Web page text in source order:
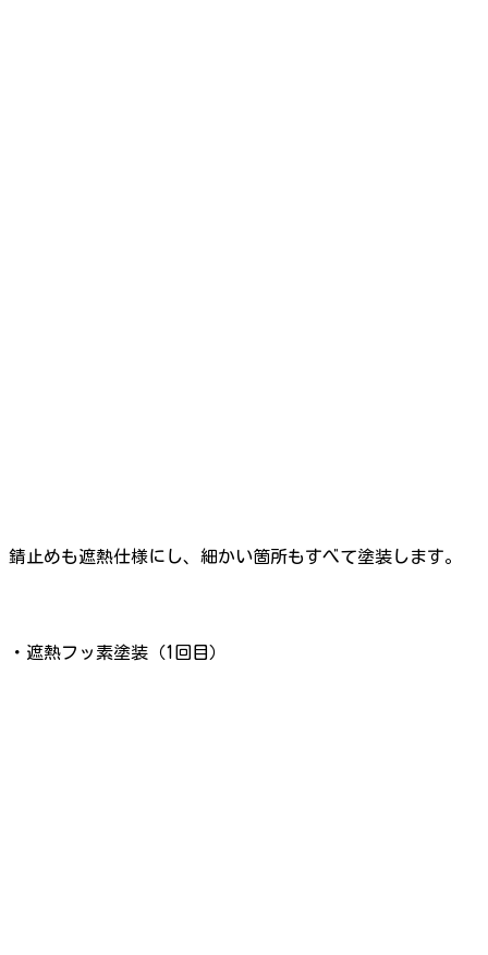
錆止めも遮熱仕様にし、細かい箇所もすべて塗装します。
・遮熱フッ素塗装（1回目）